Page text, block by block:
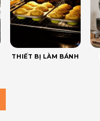
THIẾT BỊ LÀM BÁNH